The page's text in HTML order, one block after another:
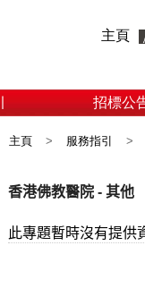
主頁
招標公
主頁 > 服務指引 >